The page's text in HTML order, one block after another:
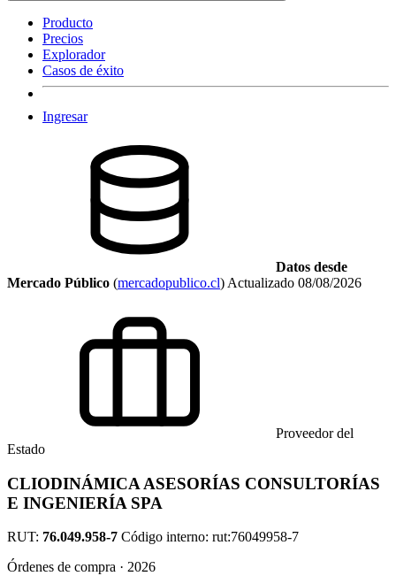
Producto
Precios
Explorador
Casos de éxito
Ingresar
Datos desde
Mercado Público (mercadopublico.cl) Actualizado 08/08/2026
Proveedor del
Estado
CLIODINÁMICA ASESORÍAS CONSULTORÍAS
E INGENIERÍA SPA
RUT: 76.049.958-7 Código interno: rut:76049958-7
Órdenes de compra · 2026